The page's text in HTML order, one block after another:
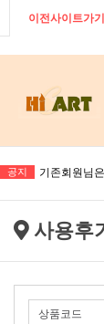
이전사이트가기
공지 기존회원님
기존회원님
기존회원님
사용후